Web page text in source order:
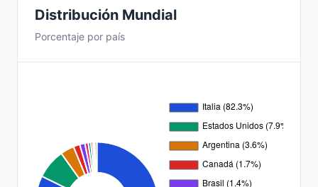
Distribución Mundial
Porcentaje por país